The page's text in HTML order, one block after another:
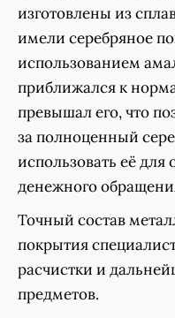
изготовлены из
имели серебряное
использованием
приближался к
превышал его, что
за полноценный
использовать её для
денежного
Точный состав
покрытия
расчистки и
предметов.